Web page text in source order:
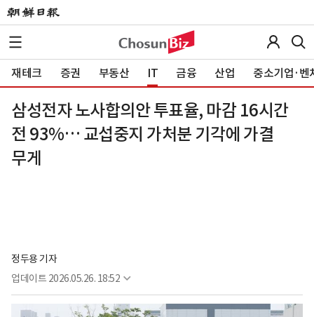
재테크 증권 부동산 IT 금융 산업 중소기업·벤
삼성전자 노사합의안 투표율, 마감 16시간
전 93%… 교섭중지 가처분 기각에 가결
무게
정두용 기자
업데이트 2026.05.26. 18:52